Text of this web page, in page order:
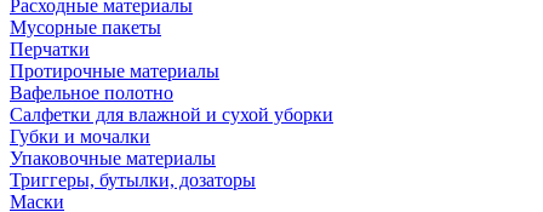
Расходные материалы
Мусорные пакеты
Перчатки
Протирочные материалы
Вафельное полотно
Салфетки для влажной и сухой уборки
Губки и мочалки
Упаковочные материалы
Триггеры, бутылки, дозаторы
Маски